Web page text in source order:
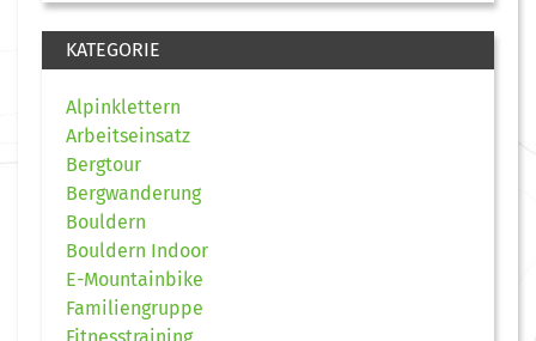
KATEGORIE
Alpinklettern
Arbeitseinsatz
Bergtour
Bergwanderung
Bouldern
Bouldern Indoor
E-Mountainbike
Familiengruppe
Fitnesstraining